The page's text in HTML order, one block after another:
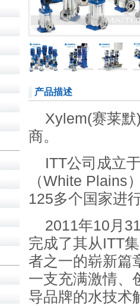
产品描述
Xylem(赛莱默
商。
ITT公司成立
（White Plains
125多个国家进
2011年10月
完成了其从ITT
者之一的崭新篇
一支充满激情、
导品牌的水技术